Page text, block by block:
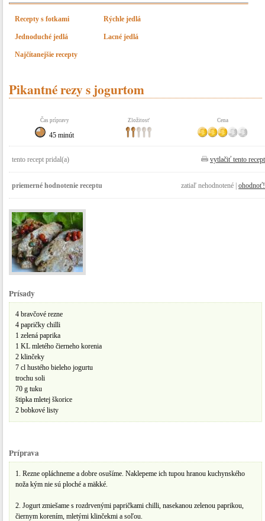
Recepty s fotkami Rýchle jedlá
Jednoduché jedlá Lacné jedlá
Najčítanejšie recepty
Pikantné rezy s jogurtom
Čas prípravy Zložitosť Cena
45 minút
tento recept pridal(a) vytlačiť tento recept
priemerné hodnotenie receptu zatiaľ nehodnotené | ohodnoť!
Prísady
4 bravčové rezne
4 papričky chilli
1 zelená paprika
1 KL mletého čierneho korenia
2 klinčeky
7 cl hustého bieleho jogurtu
trochu soli
70 g tuku
štipka mletej škorice
2 bobkové listy
Príprava
1. Rezne opláchneme a dobre osušíme. Naklepeme ich tupou hranou kuchynského
noža kým nie sú ploché a mäkké.
2. Jogurt zmiešame s rozdrvenými papričkami chilli, nasekanou zelenou paprikou,
čiernym korením, mletými klinčekmi a soľou.